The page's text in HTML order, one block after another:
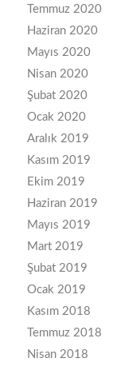
Temmuz 2020
Haziran 2020
Mayıs 2020
Nisan 2020
Şubat 2020
Ocak 2020
Aralık 2019
Kasım 2019
Ekim 2019
Haziran 2019
Mayıs 2019
Mart 2019
Şubat 2019
Ocak 2019
Kasım 2018
Temmuz 2018
Nisan 2018